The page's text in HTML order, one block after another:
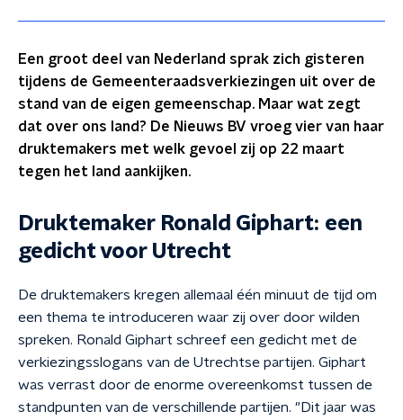
Een groot deel van Nederland sprak zich gisteren
tijdens de Gemeenteraadsverkiezingen uit over de
stand van de eigen gemeenschap. Maar wat zegt
dat over ons land? De Nieuws BV vroeg vier van haar
druktemakers met welk gevoel zij op 22 maart
tegen het land aankijken.
Druktemaker Ronald Giphart: een
gedicht voor Utrecht
De druktemakers kregen allemaal één minuut de tijd om
een thema te introduceren waar zij over door wilden
spreken. Ronald Giphart schreef een gedicht met de
verkiezingsslogans van de Utrechtse partijen. Giphart
was verrast door de enorme overeenkomst tussen de
standpunten van de verschillende partijen. "Dit jaar was